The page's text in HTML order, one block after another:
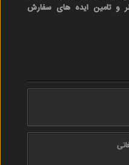
و تامین ایده های سفارش